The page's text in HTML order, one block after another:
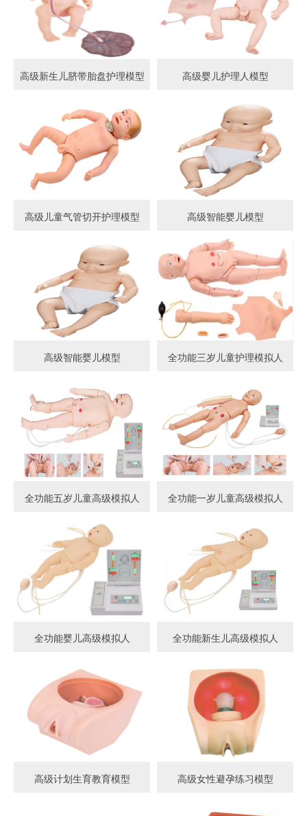
高级新生儿脐带胎盘护理模型 高级婴儿护理人模型
高级儿童气管切开护理模型 高级智能婴儿模型
高级智能婴儿模型 全功能三岁儿童护理模拟人
全功能五岁儿童高级模拟人 全功能一岁儿童高级模拟人
全功能婴儿高级模拟人 全功能新生儿高级模拟人
高级计划生育教育模型 高级女性避孕练习模型